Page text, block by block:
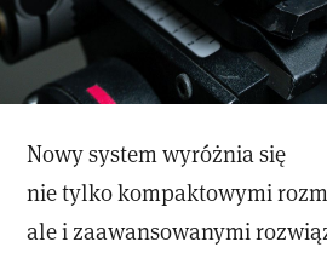
Nowy system wyróżnia się
nie tylko kompaktowymi
ale i zaawansowanymi